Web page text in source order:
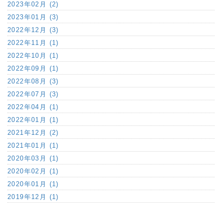
2023年02月 (2)
2023年01月 (3)
2022年12月 (3)
2022年11月 (1)
2022年10月 (1)
2022年09月 (1)
2022年08月 (3)
2022年07月 (3)
2022年04月 (1)
2022年01月 (1)
2021年12月 (2)
2021年01月 (1)
2020年03月 (1)
2020年02月 (1)
2020年01月 (1)
2019年12月 (1)